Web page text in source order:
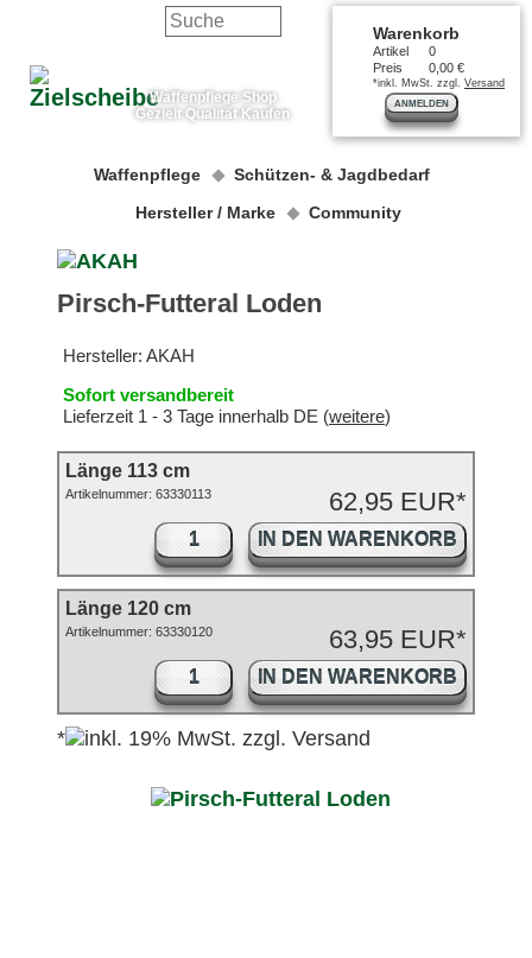
Waffenpflege Shop
Gezielt Qualität Kaufen
Warenkorb
Artikel
0
Preis
0,00 €
*inkl. MwSt. zzgl. Versand
ANMELDEN
Waffenpflege
Schützen- & Jagdbedarf
Hersteller / Marke
Community
Pirsch-Futteral Loden
Hersteller: AKAH
Sofort versandbereit
Lieferzeit 1 - 3 Tage innerhalb DE (weitere)
Länge 113 cm
62,95 EUR*
Artikelnummer: 63330113
IN DEN WARENKORB
Länge 120 cm
63,95 EUR*
Artikelnummer: 63330120
IN DEN WARENKORB
*